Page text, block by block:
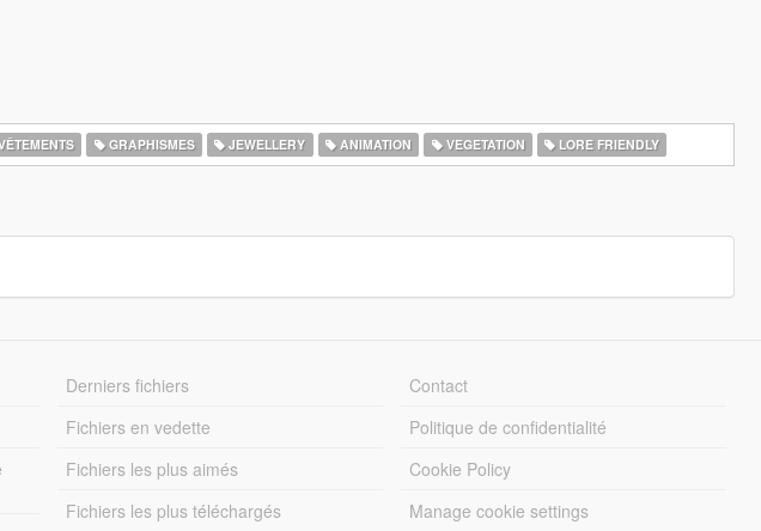
GRAPHISMES JEWELLERY ANIMATION VEGETATION LORE FRIENDLY
Derniers fichiers
Fichiers en vedette
Fichiers les plus aimés
Fichiers les plus téléchargés
Contact
Politique de confidentialité
Cookie Policy
Manage cookie settings